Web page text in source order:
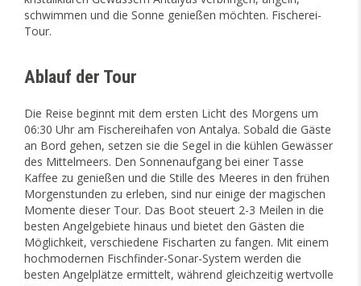
schwimmen und die Sonne genießen möchten. Fischerei-
Tour.
Ablauf der Tour
Die Reise beginnt mit dem ersten Licht des Morgens um
06:30 Uhr am Fischereihafen von Antalya. Sobald die Gäste
an Bord gehen, setzen sie die Segel in die kühlen Gewässer
des Mittelmeers. Den Sonnenaufgang bei einer Tasse
Kaffee zu genießen und die Stille des Meeres in den frühen
Morgenstunden zu erleben, sind nur einige der magischen
Momente dieser Tour. Das Boot steuert 2-3 Meilen in die
besten Angelgebiete hinaus und bietet den Gästen die
Möglichkeit, verschiedene Fischarten zu fangen. Mit einem
hochmodernen Fischfinder-Sonar-System werden die
besten Angelplätze ermittelt, während gleichzeitig wertvolle